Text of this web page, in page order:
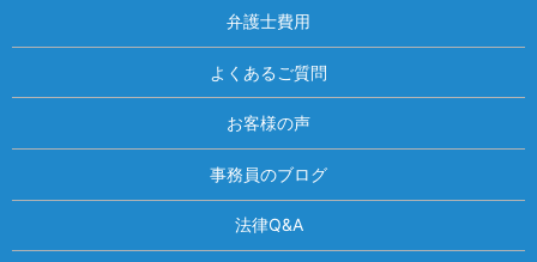
弁護士費用
よくあるご質問
お客様の声
事務員のブログ
法律Q&A